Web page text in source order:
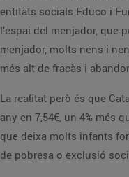
entitats socials Educo i
l’espai del menjador, que
menjador, molts nens i
més alt de fracàs i
La realitat però és que
any en 7,54€, un 4% més
que deixa molts infants
de pobresa o exclusió